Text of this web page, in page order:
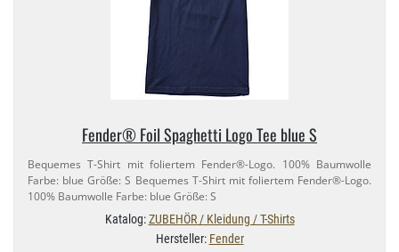
Fender® Foil Spaghetti Logo Tee blue S
Bequemes T-​Shirt mit foliertem Fender®-​Logo. 100% Baumwolle
Farbe: blue Größe: S Bequemes T-​Shirt mit foliertem Fender®-​Logo.
100% Baumwolle Farbe: blue Größe: S
Katalog:ZUBEHÖR / Kleidung / T-Shirts
Hersteller: Fender